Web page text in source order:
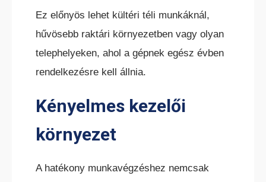
Ez előnyös lehet kültéri téli munkáknál,
hűvösebb raktári környezetben vagy olyan
telephelyeken, ahol a gépnek egész évben
rendelkezésre kell állnia.
Kényelmes kezelői
környezet
A hatékony munkavégzéshez nemcsak